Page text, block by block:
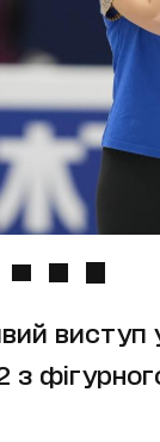
виступ
з